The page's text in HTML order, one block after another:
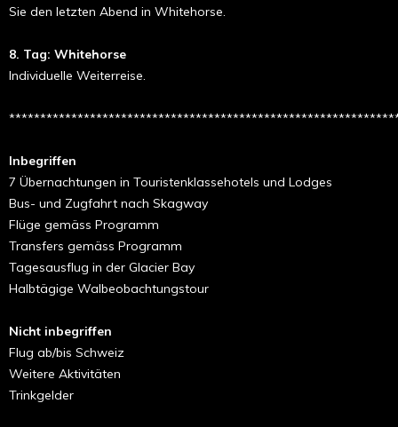
Sie den letzten Abend in Whitehorse.
8. Tag: Whitehorse
Individuelle Weiterreise.
Inbegriffen
7 Übernachtungen in Touristenklassehotels und Lodges
Bus- und Zugfahrt nach Skagway
Flüge gemäss Programm
Transfers gemäss Programm
Tagesausflug in der Glacier Bay
Halbtägige Walbeobachtungstour
Nicht inbegriffen
Flug ab/bis Schweiz
Weitere Aktivitäten
Trinkgelder